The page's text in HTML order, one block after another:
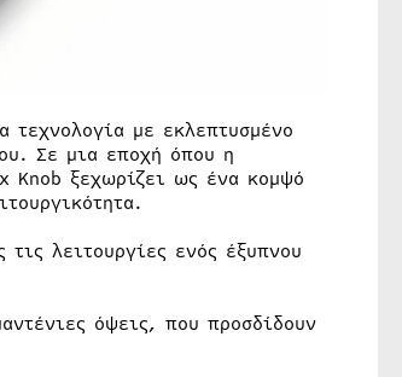
τεχνολογία με εκλεπτυσμένο
Σε μια εποχή όπου η
Knob ξεχωρίζει ως ένα κομψό
λειτουργίες ενός έξυπνου
όψεις, που προσδίδουν